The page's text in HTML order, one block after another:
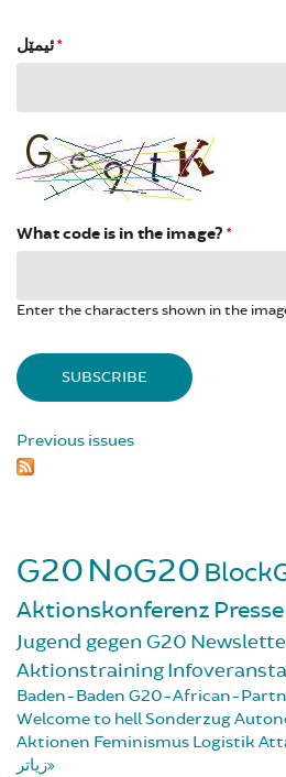
*
What code is in the image? *
Enter the characters shown in the
Previous issues
G20NoG20
Aktionskonferenz Presse
Jugend gegen G20
Aktionstraining
Baden-Baden G20-African-
Welcome to hellSonderzug
Aktionen Feminismus Logistik
زیاتر